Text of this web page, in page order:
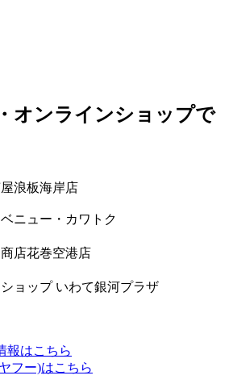
オンラインショップで
浪板海岸店
ニュー・カワトク
店花巻空港店
ョップ いわて銀河プラザ
報はこちら
フー)はこちら